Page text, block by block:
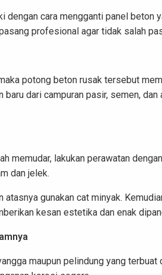
cara mengganti panel beton
profesional agar tidak salah
potong beton rusak tersebut
dari campuran pasir, semen, dan
memudar, lakukan perawatan
dan jelek.
gunakan cat minyak.
kesan estetika dan enak
maupun pelindung yang